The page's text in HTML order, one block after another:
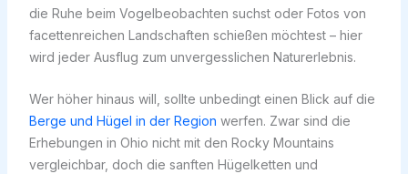
die Ruhe beim Vogelbeobachten suchst oder Fotos von
facettenreichen Landschaften schießen möchtest – hier
wird jeder Ausflug zum unvergesslichen Naturerlebnis.
Wer höher hinaus will, sollte unbedingt einen Blick auf die
Berge und Hügel in der Region werfen. Zwar sind die
Erhebungen in Ohio nicht mit den Rocky Mountains
vergleichbar, doch die sanften Hügelketten und